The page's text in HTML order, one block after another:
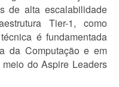
de alta escalabilidade
Tier-1, como
é fundamentada
da Computação e em
do Aspire Leaders